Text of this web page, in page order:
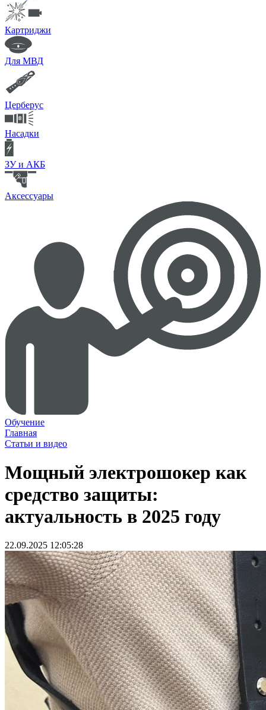
Картриджи
Для МВД
Церберус
Насадки
ЗУ и АКБ
Аксессуары
Обучение
Главная
Статьи и видео
Мощный электрошокер как
средство защиты:
актуальность в 2025 году
22.09.2025 12:05:28